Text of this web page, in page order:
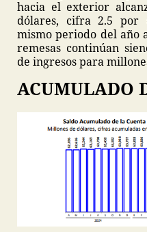
hacia el exterior
dólares, cifra 2.5 por
mismo periodo del año
remesas continúan
de ingresos para
ACUMULADO